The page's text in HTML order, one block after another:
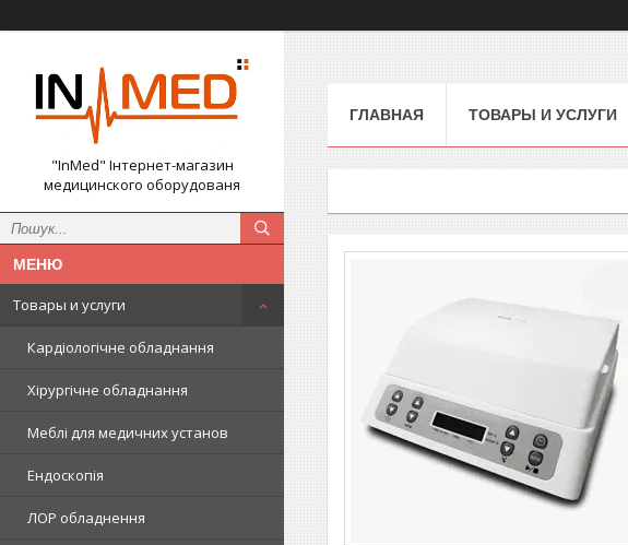
"InMed" Інтернет-магазин
медицинского оборудованя
Товары и услуги
Кардіологічне обладнання
Хірургічне обладнання
Меблі для медичних установ
Ендоскопія
ЛОР обладнення
ГЛАВНАЯ ТОВАРЫ И УСЛУГИ